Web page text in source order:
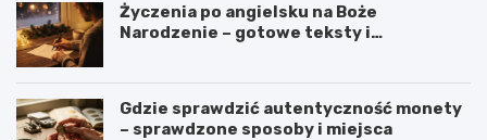
Życzenia po angielsku na Boże
Narodzenie – gotowe teksty i
Gdzie sprawdzić autentyczność monety
– sprawdzone sposoby i miejsca